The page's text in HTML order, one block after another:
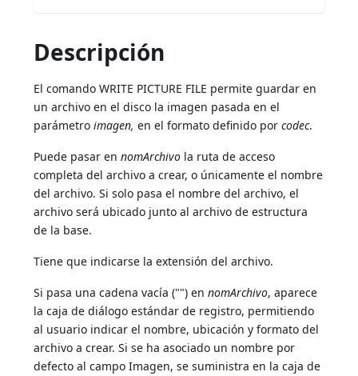
Descripción
El comando WRITE PICTURE FILE permite guardar en
un archivo en el disco la imagen pasada en el
parámetroimagen, en el formato definido porcodec.
Puede pasar ennomArchivo la ruta de acceso
completa del archivo a crear, o únicamente el nombre
del archivo. Si solo pasa el nombre del archivo, el
archivo será ubicado junto al archivo de estructura
de la base.
Tiene que indicarse la extensión del archivo.
Si pasa una cadena vacía ("") ennomArchivo, aparece
la caja de diálogo estándar de registro, permitiendo
al usuario indicar el nombre, ubicación y formato del
archivo a crear. Si se ha asociado un nombre por
defecto al campo Imagen, se suministra en la caja de